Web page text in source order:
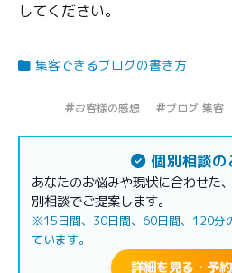
してください。
集客できるブログの書き方
お客様の感想 ブログ 集客
個別相談の
あなたのお悩みや現状に合わせた
別相談でご提案します。
※15日間、30日間、60日間、120分
ています。
詳細を見る・予